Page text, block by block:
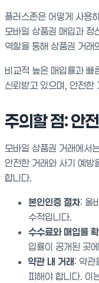
플러스존은 어떻게 사용
모바일 상품권 매입과 정
역할을 통해 상품권 거래
비교적 높은 매입률과 빠
신뢰받고 있으며, 안전한
주의할 점: 안
모바일 상품권 거래에서
안전한 거래와 사기 예방
합니다.
본인인증 절차: 올
수적입니다.
수수료와 매입률
입률이 공개된 곳
약관 내 거래: 약관
피해야 합니다. 이